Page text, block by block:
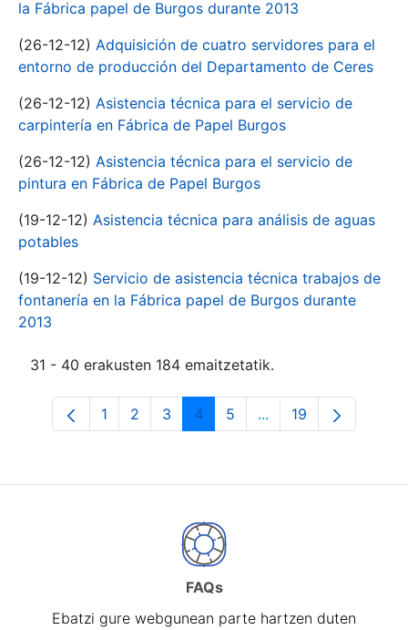
la Fábrica papel de Burgos durante 2013
(26-12-12) Adquisición de cuatro servidores para el
entorno de producción del Departamento de Ceres
(26-12-12) Asistencia técnica para el servicio de
carpintería en Fábrica de Papel Burgos
(26-12-12) Asistencia técnica para el servicio de
pintura en Fábrica de Papel Burgos
(19-12-12) Asistencia técnica para análisis de aguas
potables
(19-12-12) Servicio de asistencia técnica trabajos de
fontanería en la Fábrica papel de Burgos durante
2013
31 - 40 erakusten 184 emaitzetatik.
Orrialdea
1 Orrialdea
2 Orrialdea
3 Orrialdea
4 Orrialdea
5 ...Intermediate Pages
Orrialdea
19
FAQs
Ebatzi gure webgunean parte hartzen duten